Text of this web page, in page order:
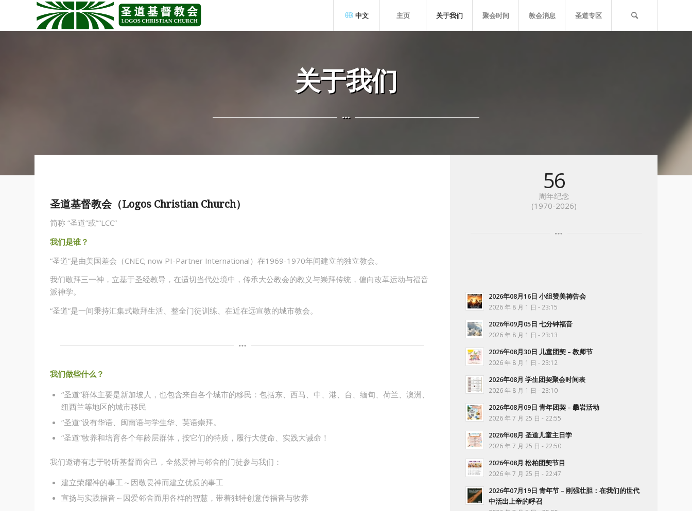
中文 主页 关于我们 聚会时间 教会消息 圣道专区
关于我们
圣道基督教会（Logos Christian Church）
简称 “圣道”或”“LCC”
我们是谁？
“圣道”是由美国差会（CNEC; now PI-Partner International）在1969-1970年间建立的独立教会。
我们敬拜三一神，立基于圣经教导，在适切当代处境中，传承大公教会的教义与崇拜传统，偏向改革运动与福音
派神学。
“圣道”是一间秉持汇集式敬拜生活、整全门徒训练、在近在远宣教的城市教会。
我们做些什么？
“圣道”群体主要是新加坡人，也包含来自各个城市的移民：包括东、西马、中、港、台、缅甸、荷兰、澳洲、
纽西兰等地区的城市移民
“圣道”设有华语、闽南语与学生华、英语崇拜。
“圣道”牧养和培育各个年龄层群体，按它们的特质，履行大使命、实践大诫命！
我们邀请有志于聆听基督而舍己，全然爱神与邻舍的门徒参与我们：
建立荣耀神的事工～因敬畏神而建立优质的事工
宣扬与实践福音～因爱邻舍而用各样的智慧，带着独特创意传福音与牧养
56
周年纪念
(1970-2026)
2026年08月16日 小组赞美祷告会
2026 年 8 月 1 日 - 23:15
2026年09月05日 七分钟福音
2026 年 8 月 1 日 - 23:13
2026年08月30日 儿童团契 – 教师节
2026 年 8 月 1 日 - 23:12
2026年08月 学生团契聚会时间表
2026 年 8 月 1 日 - 23:10
2026年08月09日 青年团契 – 攀岩活动
2026 年 7 月 25 日 - 22:55
2026年08月 圣道儿童主日学
2026 年 7 月 25 日 - 22:50
2026年08月 松柏团契节目
2026 年 7 月 25 日 - 22:47
2026年07月19日 青年节 – 刚强壮胆：在我们的世代
中活出上帝的呼召